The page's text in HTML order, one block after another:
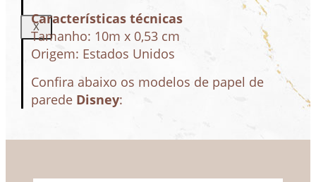
X
Características técnicas
Tamanho: 10m x 0,53 cm
Origem: Estados Unidos
Confira abaixo os modelos de papel de
parede Disney: